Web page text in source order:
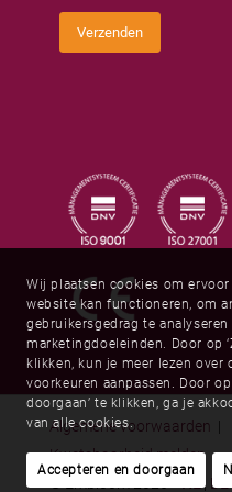
em
Verzenden
Algemene voorwaarden |
Kwetsbaarheid melden
| DE
Wij plaatsen cookies om
website kan functioneren, om
gebruikersgedrag te analyseren
marketingdoeleinden. Door op
klikken, kun je meer lezen over
voorkeuren aanpassen. Door op
doorgaan’ te klikken, ga je
van alle cookies.
Accepteren en doorgaan